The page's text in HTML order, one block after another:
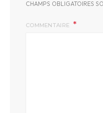
CHAMPS OBLIGATOIRES
COMMENTAIRE